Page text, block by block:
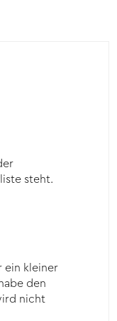
steht.
ein kleiner
den
nicht